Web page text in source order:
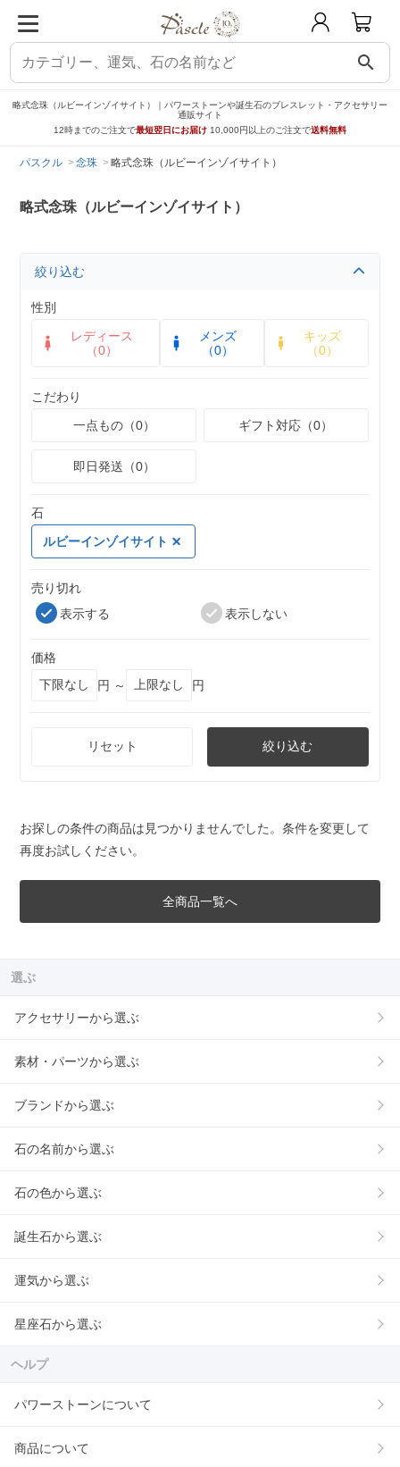
search
略式念珠（ルビーインゾイサイト）｜パワーストーンや誕生石のブレスレット・アクセサリー
通販サイト
12時までのご注文で最短翌日にお届け 10,000円以上のご注文で送料無料
パスクル 念珠 略式念珠（ルビーインゾイサイト）
略式念珠（ルビーインゾイサイト）
絞り込む
性別
レディース
（0）
メンズ
（0）
キッズ
（0）
こだわり
一点もの（0）
ギフト対応（0）
即日発送（0）
石
ルビーインゾイサイト
売り切れ
表示する
表示しない
価格
円 ～
円
リセット 絞り込む
お探しの条件の商品は見つかりませんでした。条件を変更して
再度お試しください。
全商品一覧へ
選ぶ
アクセサリーから選ぶ
素材・パーツから選ぶ
ブランドから選ぶ
石の名前から選ぶ
石の色から選ぶ
誕生石から選ぶ
運気から選ぶ
星座石から選ぶ
ヘルプ
パワーストーンについて
商品について